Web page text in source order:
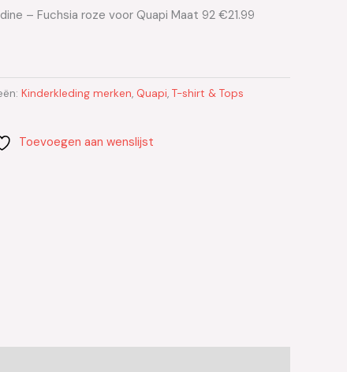
– Fuchsia roze voor Quapi Maat 92 €21.99
Kinderkleding merken, Quapi, T-shirt & Tops
Toevoegen aan wenslijst